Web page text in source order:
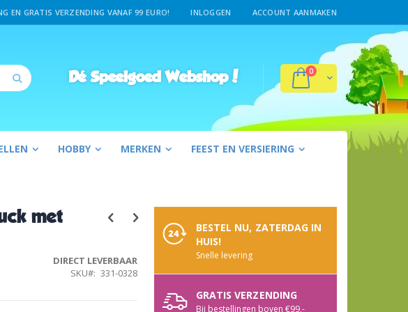
EN GRATIS VERZENDING VANAF 99 EURO! INLOGGEN ACCOUNT AANMAKEN
Winkelwagen
0producten
Dé Speelgoed Webshop!
HOBBY MERKEN FEEST EN VERSIERING
met
DIRECT LEVERBAAR
SKU
331-0328
BESTEL NU, ZATERDAG IN
HUIS!
Snelle levering
GRATIS VERZENDING
Bij bestellingen boven €99,-